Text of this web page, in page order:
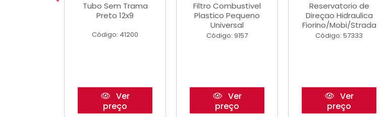
Tubo Sem Trama
Preto 12x9
Código: 41200
Ver
preço
Filtro Combustivel
Plastico Pequeno
Universal
Código: 9157
Ver
preço
Reservatorio de
Direçao Hidraulica
Fiorino/Mobi/Strada
Código: 57333
Ver
preço